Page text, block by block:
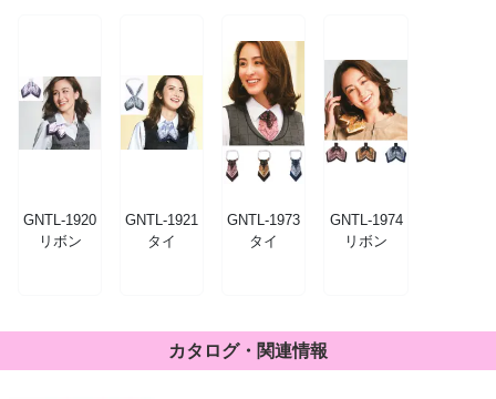
GNTL-1920
リボン
GNTL-1921
タイ
GNTL-1973
タイ
GNTL-1974
リボン
カタログ・関連情報